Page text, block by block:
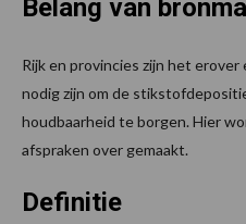
Belang van
Rijk en provincies zijn het
nodig zijn om de
houdbaarheid te borgen. Hier
afspraken over gemaakt.
Definitie